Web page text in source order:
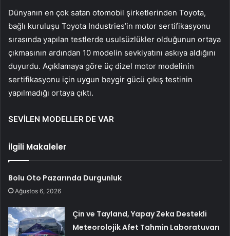
Dünyanın en çok satan otomobil şirketlerinden Toyota,
bağlı kuruluşu Toyota Industries’in motor sertifikasyonu
sırasında yapılan testlerde usulsüzlükler olduğunun ortaya
çıkmasının ardından 10 modelin sevkiyatını askıya aldığını
duyurdu. Açıklamaya göre üç dizel motor modelinin
sertifikasyonu için uygun beygir gücü çıkış testinin
yapılmadığı ortaya çıktı.
SEVİLEN MODELLER DE VAR
İlgili Makaleler
Bolu Oto Pazarında Durgunluk
Ağustos 6, 2026
Çin ve Tayland, Yapay Zeka Destekli
Meteorolojik Afet Tahmin Laboratuvarı